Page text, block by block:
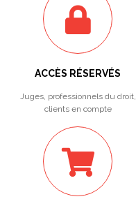
ACCÈS RÉSERVÉS
Juges, professionnels du droit,
clients en compte